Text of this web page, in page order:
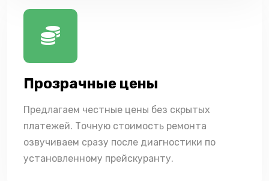
Прозрачные цены
Предлагаем честные цены без скрытых
платежей. Точную стоимость ремонта
озвучиваем сразу после диагностики по
установленному прейскуранту.